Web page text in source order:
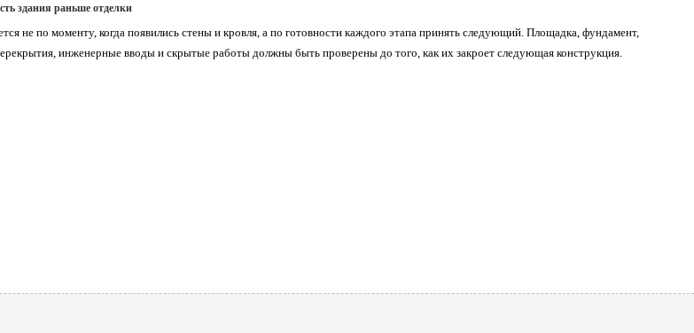
здания раньше отделки
не по моменту, когда появились стены и кровля, а по готовности каждого этапа принять следующий. Площадка, фундамент,
инженерные вводы и скрытые работы должны быть проверены до того, как их закроет следующая конструкция.